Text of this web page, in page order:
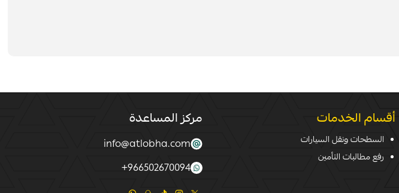
أقسام الخدمات
السطحات ونقل السيارات
رفع مطالبات التأمين
مركز المساعدة
info@atlobha.com
966502670094
+